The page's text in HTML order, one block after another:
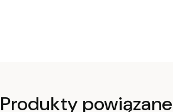
Produkty powiązane